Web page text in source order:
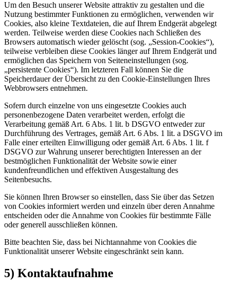
Um den Besuch unserer Website attraktiv zu gestalten und die
Nutzung bestimmter Funktionen zu ermöglichen, verwenden wir
Cookies, also kleine Textdateien, die auf Ihrem Endgerät abgelegt
werden. Teilweise werden diese Cookies nach Schließen des
Browsers automatisch wieder gelöscht (sog. „Session-Cookies“),
teilweise verbleiben diese Cookies länger auf Ihrem Endgerät und
ermöglichen das Speichern von Seiteneinstellungen (sog.
„persistente Cookies“). Im letzteren Fall können Sie die
Speicherdauer der Übersicht zu den Cookie-Einstellungen Ihres
Webbrowsers entnehmen.
Sofern durch einzelne von uns eingesetzte Cookies auch
personenbezogene Daten verarbeitet werden, erfolgt die
Verarbeitung gemäß Art. 6 Abs. 1 lit. b DSGVO entweder zur
Durchführung des Vertrages, gemäß Art. 6 Abs. 1 lit. a DSGVO im
Falle einer erteilten Einwilligung oder gemäß Art. 6 Abs. 1 lit. f
DSGVO zur Wahrung unserer berechtigten Interessen an der
bestmöglichen Funktionalität der Website sowie einer
kundenfreundlichen und effektiven Ausgestaltung des
Seitenbesuchs.
Sie können Ihren Browser so einstellen, dass Sie über das Setzen
von Cookies informiert werden und einzeln über deren Annahme
entscheiden oder die Annahme von Cookies für bestimmte Fälle
oder generell ausschließen können.
Bitte beachten Sie, dass bei Nichtannahme von Cookies die
Funktionalität unserer Website eingeschränkt sein kann.
5) Kontaktaufnahme